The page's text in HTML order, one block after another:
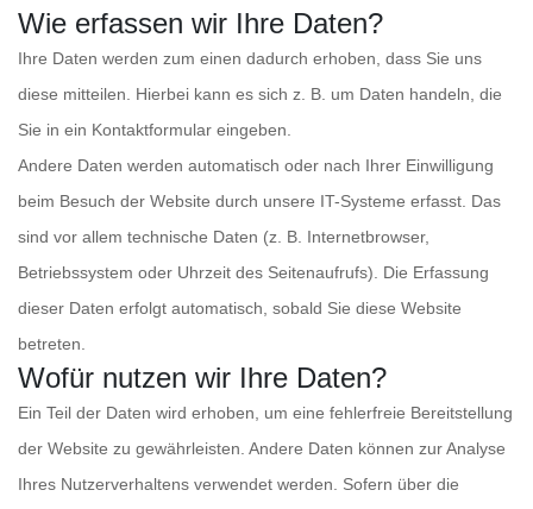
Wie erfassen wir Ihre Daten?
Ihre Daten werden zum einen dadurch erhoben, dass Sie uns
diese mitteilen. Hierbei kann es sich z. B. um Daten handeln, die
Sie in ein Kontaktformular eingeben.
Andere Daten werden automatisch oder nach Ihrer Einwilligung
beim Besuch der Website durch unsere IT-Systeme erfasst. Das
sind vor allem technische Daten (z. B. Internetbrowser,
Betriebssystem oder Uhrzeit des Seitenaufrufs). Die Erfassung
dieser Daten erfolgt automatisch, sobald Sie diese Website
betreten.
Wofür nutzen wir Ihre Daten?
Ein Teil der Daten wird erhoben, um eine fehlerfreie Bereitstellung
der Website zu gewährleisten. Andere Daten können zur Analyse
Ihres Nutzerverhaltens verwendet werden. Sofern über die